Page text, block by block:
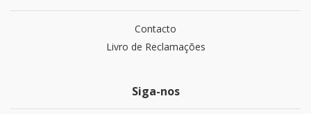
Contacto
Livro de Reclamações
Siga-nos